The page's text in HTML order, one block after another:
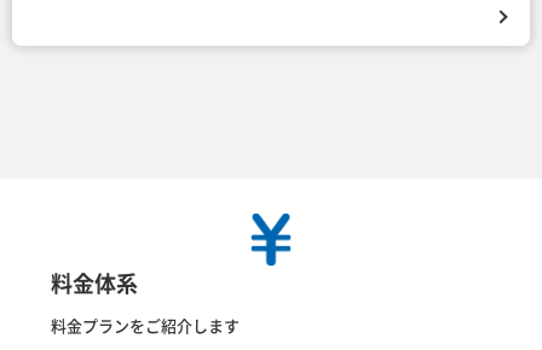
料金体系
料金プランをご紹介します